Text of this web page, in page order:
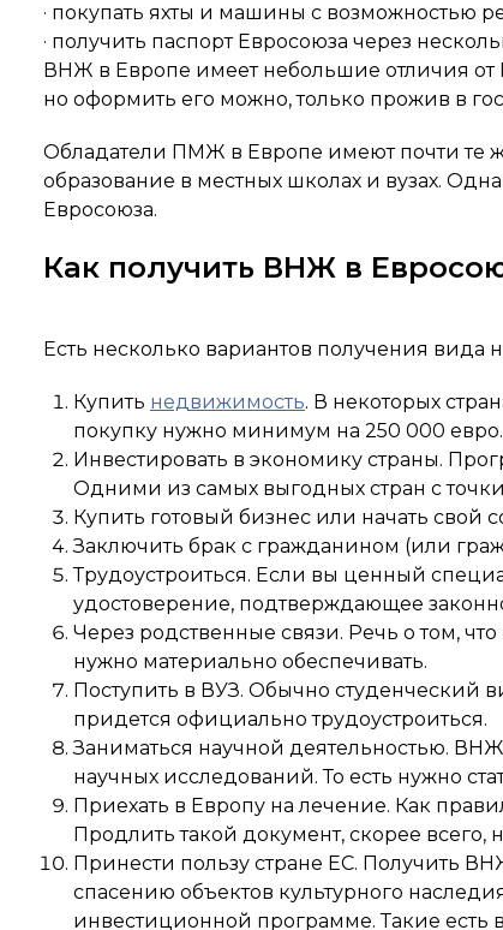
· покупать яхты и машины с возможностью
· получить паспорт Евросоюза через
ВНЖ в Европе имеет небольшие отличия от
но оформить его можно, только прожив в
Обладатели ПМЖ в Европе имеют почти те
образование в местных школах и вузах.
Евросоюза.
Как получить ВНЖ в
Есть несколько вариантов получения вида
Купить недвижимость. В некоторых
покупку нужно минимум на 250 000 евро.
Инвестировать в экономику страны.
Одними из самых выгодных стран с
Купить готовый бизнес или начать
Заключить брак с гражданином (или
Трудоустроиться. Если вы ценный
удостоверение, подтверждающее
Через родственные связи. Речь о том,
нужно материально обеспечивать.
Поступить в ВУЗ. Обычно студенческий
придется официально трудоустроиться.
Заниматься научной деятельностью.
научных исследований. То есть нужно
Приехать в Европу на лечение. Как
Продлить такой документ, скорее всего,
Принести пользу стране ЕС. Получить
спасению объектов культурного
инвестиционной программе. Такие есть